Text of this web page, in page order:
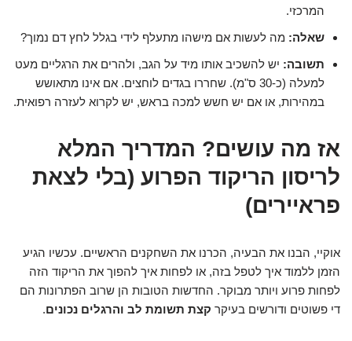
המרכזי.
שאלה: מה לעשות אם מישהו מתעלף לידי בגלל לחץ דם נמוך?
תשובה: יש להשכיב אותו מיד על הגב, ולהרים את הרגליים מעט
למעלה (כ-30 ס"מ). שחררו בגדים לוחצים. אם אינו מתאושש
במהירות, או אם יש חשש למכה בראש, יש לקרוא לעזרה רפואית.
אז מה עושים? המדריך המלא
לריסון הריקוד הפרוע (בלי לצאת
פראיירים)
אוקיי, הבנו את הבעיה, הכרנו את השחקנים הראשיים. עכשיו הגיע
הזמן ללמוד איך לטפל בזה, או לפחות איך להפוך את הריקוד הזה
לפחות פרוע ויותר מבוקר. החדשות הטובות הן שרוב הפתרונות הם
די פשוטים ודורשים בעיקר קצת תשומת לב והרגלים נכונים.